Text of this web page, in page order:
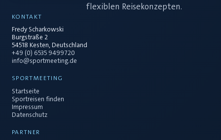
flexiblen Reisekonzepten.
KONTAKT
Fredy Scharkowski
Burgstraße 2
54518 Kesten, Deutschland
+49 (0) 6535 9499720
info@sportmeeting.de
SPORTMEETING
Startseite
Sportreisen finden
Impressum
Datenschutz
PARTNER